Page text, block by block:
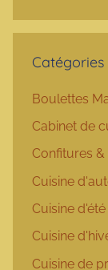
Catégories
Boulettes
Cabinet de
Confitures
Cuisine
Cuisine d'été
Cuisine
Cuisine de